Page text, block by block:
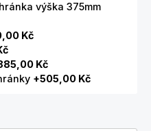
výška 375mm
Kč
Kč
+505,00 Kč